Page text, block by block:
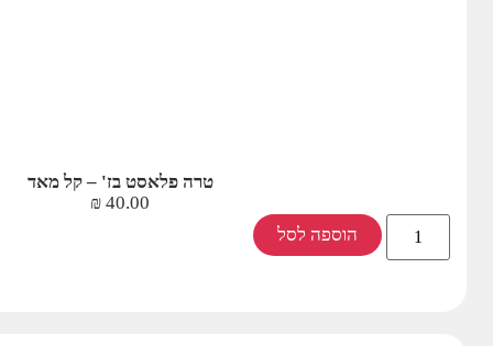
טרה פלאסט בז' – קל מאד
40.00
₪
הוספה לסל